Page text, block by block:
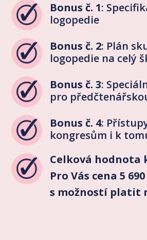
Bonus č. 1:
logopedie
Bonus č. 2: Plán
logopedie na celý
Bonus č. 3:
pro
Bonus č. 4:
kongresům i k
Celková hodnota
Pro Vás cena 5 690
s možností platit